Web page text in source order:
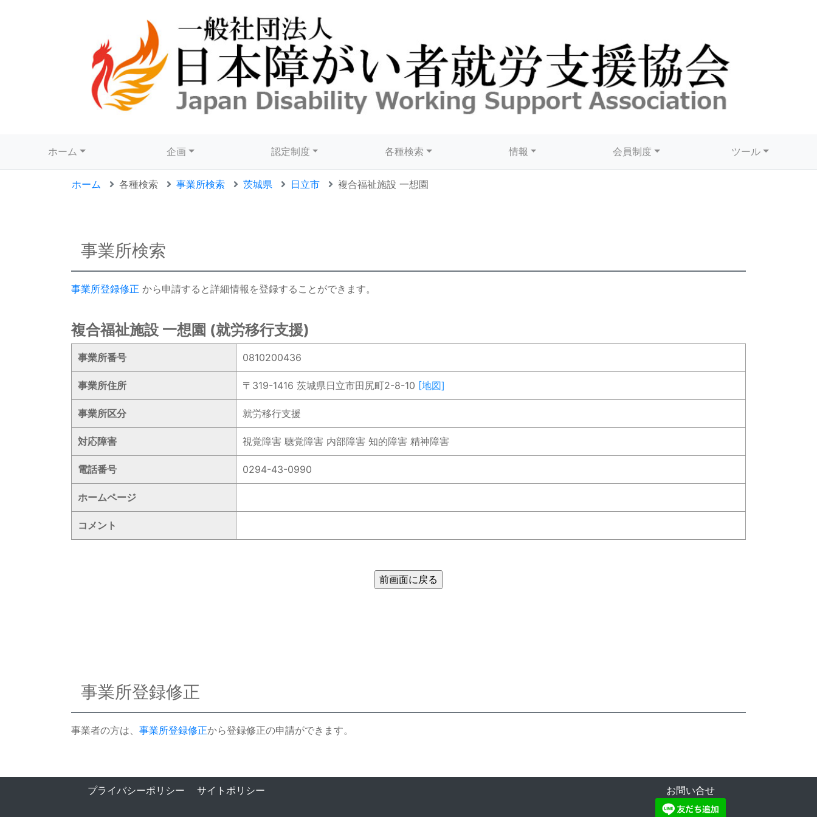
ホーム 企画 認定制度 各種検索 情報 会員制度 ツール
ホーム 各種検索 事業所検索 茨城県 日立市 複合福祉施設 一想園
事業所検索
事業所登録修正 から申請すると詳細情報を登録することができます。
複合福祉施設 一想園 (就労移行支援)
事業所番号 0810200436
事業所住所 〒319-1416 茨城県日立市田尻町2-8-10 [地図]
事業所区分 就労移行支援
対応障害 視覚障害 聴覚障害 内部障害 知的障害 精神障害
電話番号 0294-43-0990
ホームページ
コメント
事業所登録修正
事業者の方は、 事業所登録修正から登録修正の申請ができます。
プライバシーポリシー サイトポリシー お問い合せ